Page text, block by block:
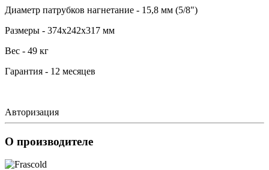
Диаметр патрубков нагнетание - 15,8 мм (5/8")
Размеры - 374х242х317 мм
Вес - 49 кг
Гарантия - 12 месяцев
Авторизация
О производителе